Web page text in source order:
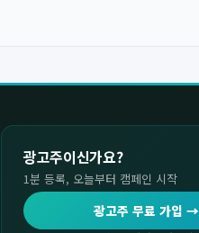
광고주이신가요?
1분 등록, 오늘부터 캠페인 시작
광고주 무료 가입 →